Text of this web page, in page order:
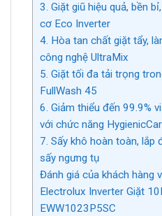
3. Giặt giũ hiệu quả, bền
cơ Eco Inverter
4. Hòa tan chất giặt tẩy,
công nghệ UltraMix
5. Giặt tối đa tải trọng
FullWash 45
6. Giảm thiểu đến 99.9%
với chức năng
7. Sấy khô hoàn toàn, lắp
sấy ngưng tụ
Đánh giá của khách hàng
Electrolux Inverter Giặt
EWW1023P5SC